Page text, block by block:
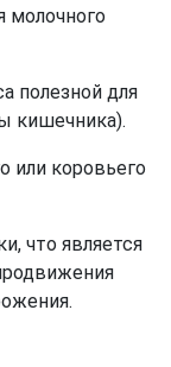
молочного
полезной для
кишечника).
или коровьего
что является